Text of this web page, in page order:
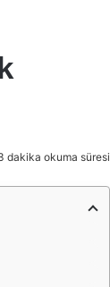
dakika okuma süresi